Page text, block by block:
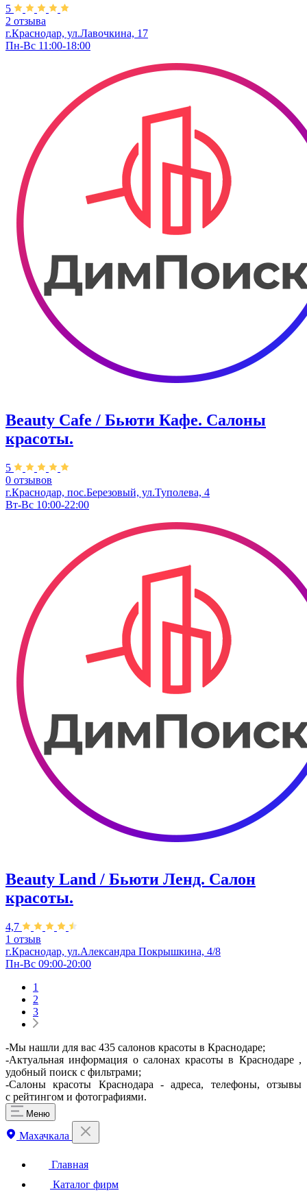
5
2 отзыва
г.Краснодар, ул.Лавочкина, 17
Пн-Вс 11:00-18:00
Beauty Cafe / Бьюти Кафе. Салоны
красоты.
5
0 отзывов
г.Краснодар, пос.Березовый, ул.Туполева, 4
Вт-Вс 10:00-22:00
Beauty Land / Бьюти Ленд. Салон
красоты.
4,7
1 отзыв
г.Краснодар, ул.Александра Покрышкина, 4/8
Пн-Вс 09:00-20:00
1
2
3
-Мы нашли для вас 435 салонов красоты в Краснодаре;
-Актуальная информация о салонах красоты в Краснодаре ,
удобный поиск с фильтрами;
-Салоны красоты Краснодара - адреса, телефоны, отзывы
с рейтингом и фотографиями.
Меню
Махачкала
Главная
Каталог фирм